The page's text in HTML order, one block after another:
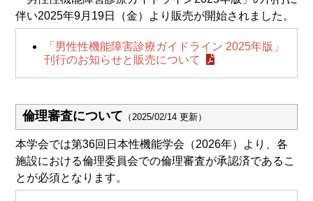
伴い2025年9月19日（金）より販売が開始されました。
「男性性機能障害診療ガイドライン 2025年版」
刊行のお知らせと販売について
倫理審査について （2025/02/14 更新）
本学会では第36回日本性機能学会（2026年）より、各
施設における倫理委員会での倫理審査が承認済であるこ
とが必須となります。